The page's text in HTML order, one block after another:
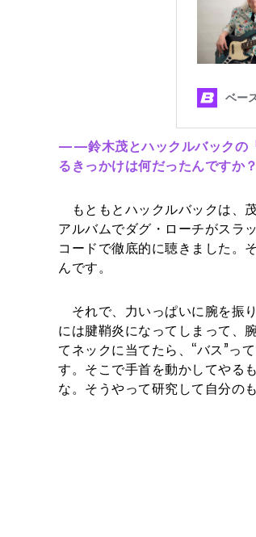
——鈴木茂とハックルバックの
るきっかけは何だったんですか？
もともとハックルバックは、
アルバムでダグ・ローチがスラ
コードで徹底的に聴きました。
んです。
それで、力いっぱいに腕を振
には腱鞘炎になってしまって、
てネックに当てたら、“バス”っ
す。そこで手首を動かしてやる
な。そうやって研究して自分の